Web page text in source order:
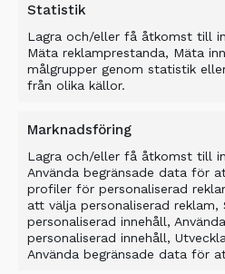
Statistik
Lagra och/eller få åtkomst till
Mäta reklamprestanda, Mäta
målgrupper genom statistik
från olika källor.
Marknadsföring
Lagra och/eller få åtkomst till
Använda begränsade data för
profiler för personaliserad
att välja personaliserad
personaliserad innehåll,
personaliserad innehåll,
Använda begränsade data för
to bring in new
and effective re-use of